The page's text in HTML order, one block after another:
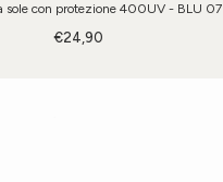
sole con protezione 400UV - BLU 07
€24,90